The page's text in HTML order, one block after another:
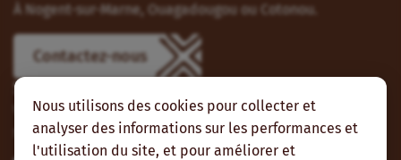
Nous utilisons des cookies pour collecter et
analyser des informations sur les performances et
l'utilisation du site, et pour améliorer et
À Nogent-sur-Marne, Ouagadougou ou Cotonou.
Contactez-nous
Suivez-nous
Vous pouvez aussi vous abonner à nos flux RSS et nous
suivre sur les réseaux sociaux.